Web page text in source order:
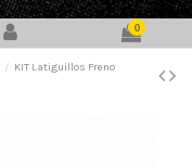
0
KIT Latiguillos Freno